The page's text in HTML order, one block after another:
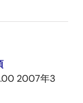
2007年3